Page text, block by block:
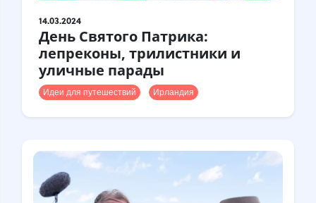
14.03.2024
День Святого Патрика:
лепреконы, трилистники и
уличные парады
Идеи для путешествий Ирландия